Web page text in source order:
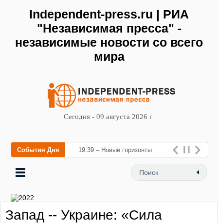
Independent-press.ru | РИА
"Независимая пресса" -
независимые новости со всего
мира
Сегодня - 09 августа 2026 г
События Дня 19:39 – Новые горизонты
флебологии: в Москве
открылся «Городской центр
заболеваний вен и
Запад -- Украине: «Сила